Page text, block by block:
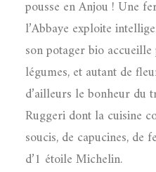
pousse en Anjou ! Une
l’Abbaye exploite
son potager bio
légumes, et autant de
d’ailleurs le bonheur du
Ruggeri dont la cuisine
soucis, de capucines,
d’1 étoile Michelin.